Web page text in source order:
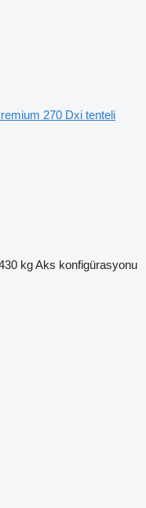
270 Dxi tenteli
kgAks konfigürasyonu